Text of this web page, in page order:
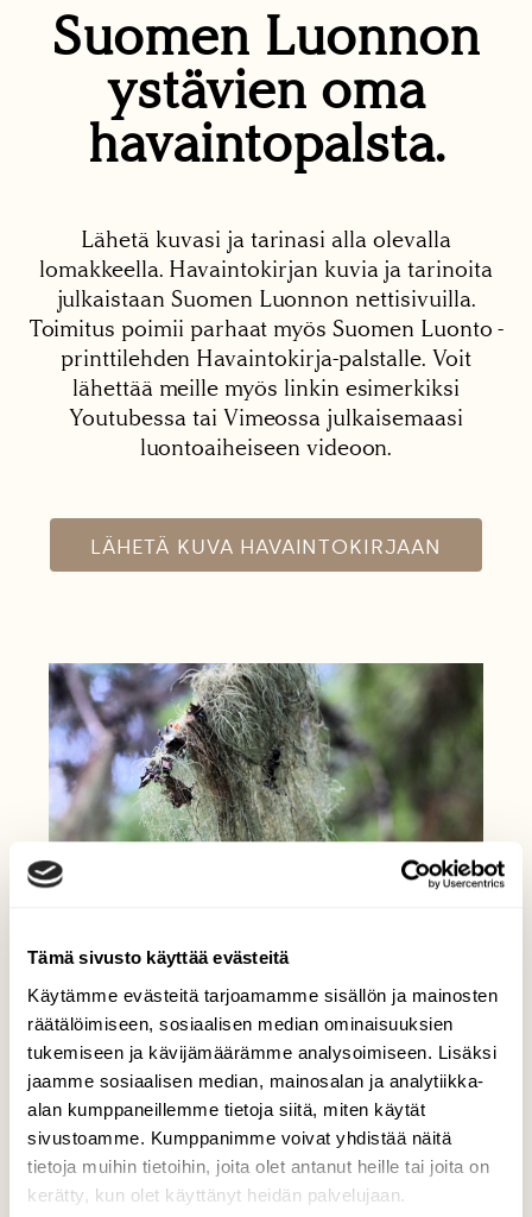
Tämä sivusto käyttää evästeitä
Käytämme evästeitä tarjoamamme sisällön ja mainosten
räätälöimiseen, sosiaalisen median ominaisuuksien
tukemiseen ja kävijämäärämme analysoimiseen. Lisäksi
jaamme sosiaalisen median, mainosalan ja analytiikka-
alan kumppaneillemme tietoja siitä, miten käytät
sivustoamme. Kumppanimme voivat yhdistää näitä
tietoja muihin tietoihin, joita olet antanut heille tai joita on
kerätty, kun olet käyttänyt heidän palvelujaan.
Suomen Luonnon
ystävien oma
havaintopalsta.
Lähetä kuvasi ja tarinasi alla olevalla
lomakkeella. Havaintokirjan kuvia ja tarinoita
julkaistaan Suomen Luonnon nettisivuilla.
Toimitus poimii parhaat myös Suomen Luonto -
printtilehden Havaintokirja-palstalle. Voit
lähettää meille myös linkin esimerkiksi
Youtubessa tai Vimeossa julkaisemaasi
luontoaiheiseen videoon.
LÄHETÄ KUVA HAVAINTOKIRJAAN